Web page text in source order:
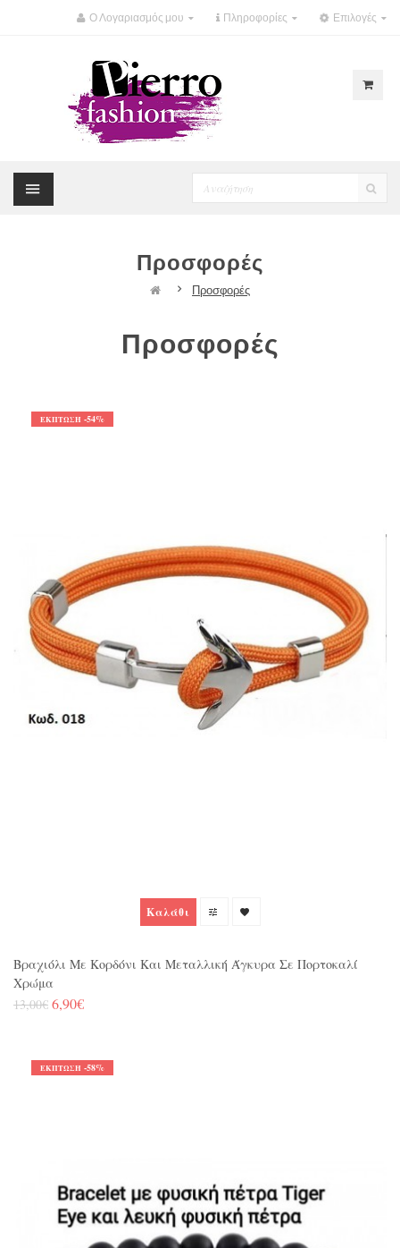
Επιλογές
Πληροφορίες
Ο Λογαριασμός μου
Προσφορές
Προσφορές
Προσφορές
ΈΚΠΤΩΣΗ -54%
Καλάθι
Βραχιόλι Με Κορδόνι Και Μεταλλική Άγκυρα Σε Πορτοκαλί
Χρώμα
13,00€ 6,90€
ΈΚΠΤΩΣΗ -58%